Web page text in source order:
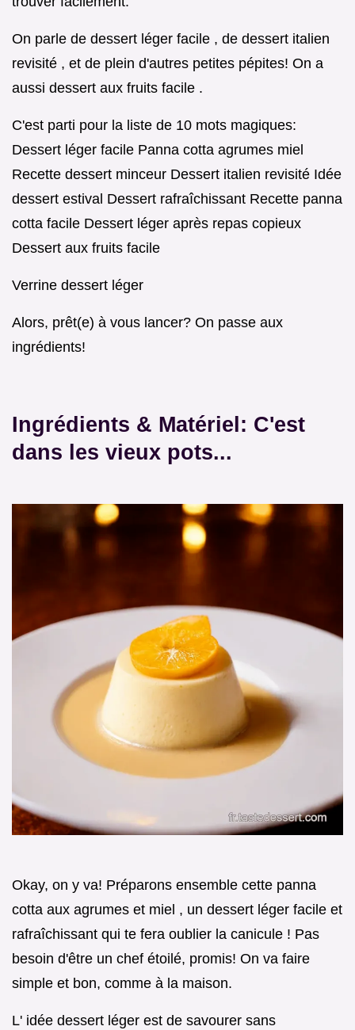
On parle de dessert léger facile , de dessert italien
revisité , et de plein d'autres petites pépites! On a
aussi dessert aux fruits facile .
C'est parti pour la liste de 10 mots magiques:
Dessert léger facile Panna cotta agrumes miel
Recette dessert minceur Dessert italien revisité Idée
dessert estival Dessert rafraîchissant Recette panna
cotta facile Dessert léger après repas copieux
Dessert aux fruits facile
Verrine dessert léger
Alors, prêt(e) à vous lancer? On passe aux
ingrédients!
Ingrédients & Matériel: C'est
dans les vieux pots...
Okay, on y va! Préparons ensemble cette panna
cotta aux agrumes et miel , un dessert léger facile et
rafraîchissant qui te fera oublier la canicule ! Pas
besoin d'être un chef étoilé, promis! On va faire
simple et bon, comme à la maison.
L' idée dessert léger est de savourer sans